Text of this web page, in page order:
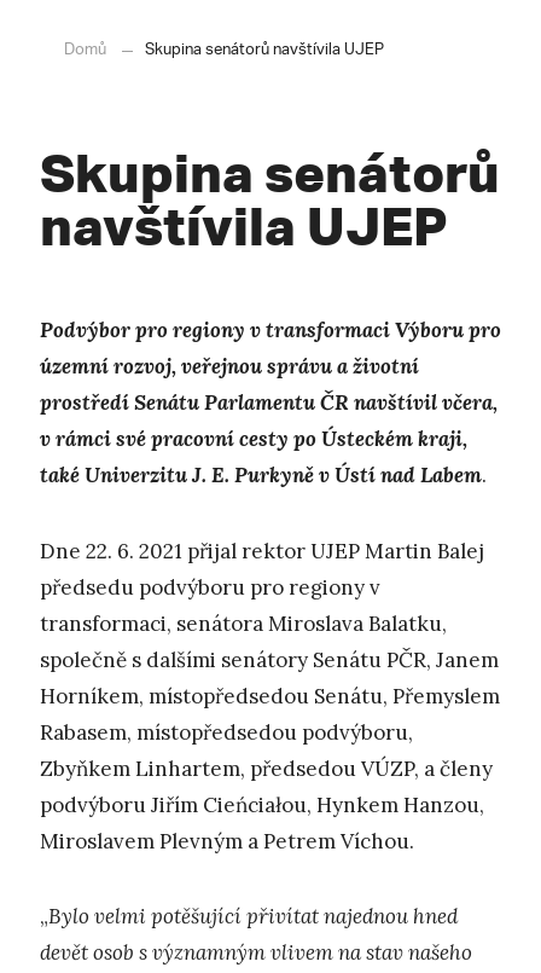
Domů Skupina senátorů navštívila UJEP
Skupina senátorů
navštívila UJEP
Podvýbor pro regiony v transformaci Výboru pro
územní rozvoj, veřejnou správu a životní
prostředí Senátu Parlamentu ČR navštívil včera,
v rámci své pracovní cesty po Ústeckém kraji,
také Univerzitu J. E. Purkyně v Ústí nad Labem.
Dne 22. 6. 2021 přijal rektor UJEP Martin Balej
předsedu podvýboru pro regiony v
transformaci, senátora Miroslava Balatku,
společně s dalšími senátory Senátu PČR, Janem
Horníkem, místopředsedou Senátu, Přemyslem
Rabasem, místopředsedou podvýboru,
Zbyňkem Linhartem, předsedou VÚZP, a členy
podvýboru Jiřím Cieńciałou, Hynkem Hanzou,
Miroslavem Plevným a Petrem Víchou.
„Bylo velmi potěšující přivítat najednou hned
devět osob s významným vlivem na stav našeho